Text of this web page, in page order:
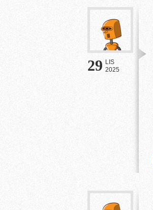
29 LIS
2025